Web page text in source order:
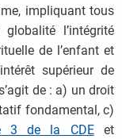
impliquant tous
l’intégrité
de l’enfant et
supérieur de
de : a) un droit
fondamental, c)
3 de la CDEet